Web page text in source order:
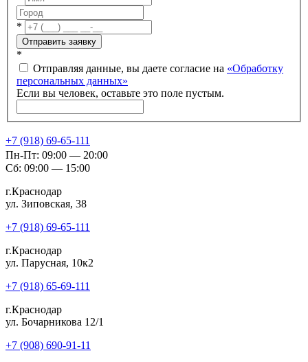
*
Отправить заявку
*
Отправляя данные, вы даете согласие на «Обработку
персональных данных»
Если вы человек, оставьте это поле пустым.
+7 (918) 69-65-111
Пн-Пт: 09:00 — 20:00
Сб: 09:00 — 15:00
г.Краснодар
ул. Зиповская, 38
+7 (918) 69-65-111
г.Краснодар
ул. Парусная, 10к2
+7 (918) 65-69-111
г.Краснодар
ул. Бочарникова 12/1
+7 (908) 690-91-11